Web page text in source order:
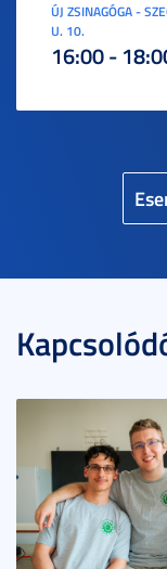
ÚJ ZSINAGÓGA -
U. 10.
16:00 -